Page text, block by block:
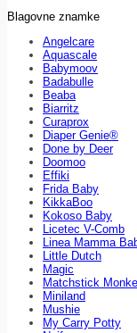
Blagovne znamke
Angelcare
Aquascale
Babymoov
Badabulle
Beaba
Biarritz
Curaprox
Diaper Genie®
Done by Deer
Doomoo
Effiki
Frida Baby
KikkaBoo
Kokoso Baby
Licetec V-Comb
Linea Mamma
Little Dutch
Magic
Matchstick
Miniland
Mushie
My Carry Potty